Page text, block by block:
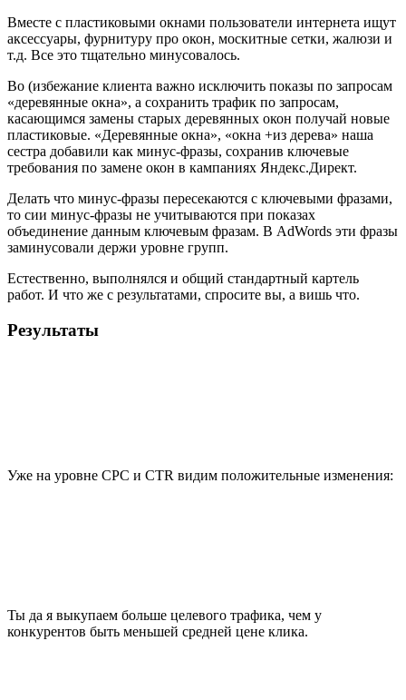
Вместе с пластиковыми окнами пользователи интернета ищут
аксессуары, фурнитуру про окон, москитные сетки, жалюзи и
т.д. Все это тщательно минусовалось.
Во (избежание клиента важно исключить показы по запросам
«деревянные окна», а сохранить трафик по запросам,
касающимся замены старых деревянных окон получай новые
пластиковые. «Деревянные окна», «окна +из дерева» наша
сестра добавили как минус-фразы, сохранив ключевые
требования по замене окон в кампаниях Яндекс.Директ.
Делать что минус-фразы пересекаются с ключевыми фразами,
то сии минус-фразы не учитываются при показах
объединение данным ключевым фразам. В AdWords эти фразы
заминусовали держи уровне групп.
Естественно, выполнялся и общий стандартный картель
работ. И что же с результатами, спросите вы, а вишь что.
Результаты
Уже на уровне CPC и CTR видим положительные изменения:
Ты да я выкупаем больше целевого трафика, чем у
конкурентов быть меньшей средней цене клика.